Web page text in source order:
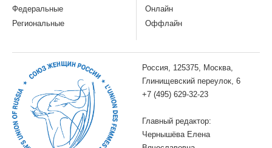
Федеральные
Региональные
Онлайн
Оффлайн
Россия, 125375, Москва,
Глинищевский переулок, 6
+7 (495) 629-32-23
Главный редактор:
Чернышёва Елена